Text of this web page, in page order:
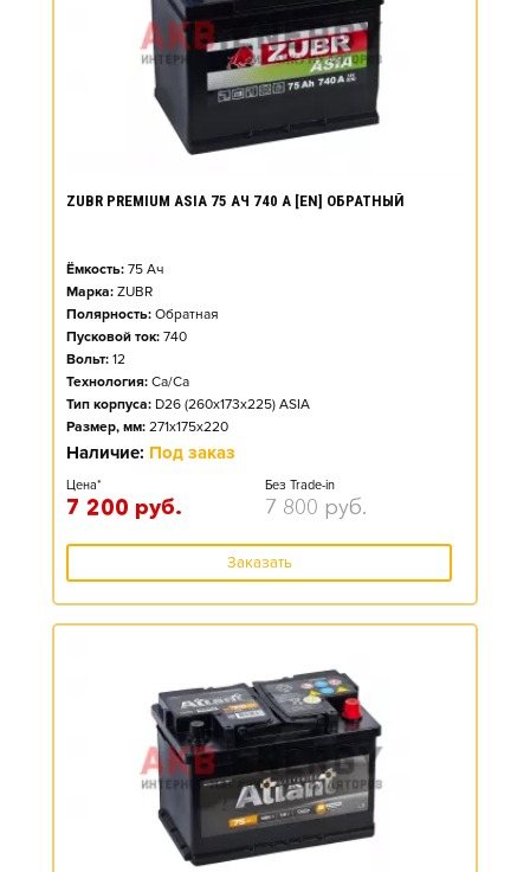
ZUBR PREMIUM ASIA 75 АЧ 740 А [EN] ОБРАТНЫЙ
Ёмкость: 75 Ач
Марка: ZUBR
Полярность: Обратная
Пусковой ток: 740
Вольт: 12
Технология: Ca/Ca
Тип корпуса: D26 (260x173x225) ASIA
Размер, мм: 271x175x220
Наличие: Под заказ
Цена*
7 200 руб.
Без Trade-in
7 800 руб.
Заказать